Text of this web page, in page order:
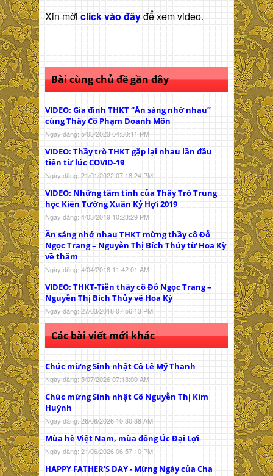
Xin mời click vào đâyđể xem video.
Bài cùng chủ đề gần đây
VIDEO: Gia đình THKT “Ăn sáng nhớ nhau”
cùng Thầy Cô Phạm Doanh Môn
Ngày đăng: 5/03/2023 04:30:11 PM
VIDEO: Thầy trò THKT gặp lại nhau lần đầu
tiên từ lúc COVID-19
Ngày đăng: 21/01/2022 07:18:24 PM
VIDEO: Những tâm tình của Thầy Trò Trung
học Kiến Tường Xuân Kỷ Hợi 2019
Ngày đăng: 4/03/2019 10:23:29 PM
Ăn sáng nhớ nhau THKT mừng thầy cô Đỗ
Ngọc Trang – Nguyễn Thị Bích Thủy từ Hoa Kỳ
về thăm
Ngày đăng: 4/04/2018 11:42:01 AM
VIDEO: THKT-Tiễn thầy cô Đỗ Ngọc Trang –
Nguyễn Thị Bích Thủy về Hoa Kỳ
Ngày đăng: 27/03/2018 07:56:13 PM
Các bài viết mới khác
Chúc mừng Sinh nhật Cô Lê Mỹ Thanh
Ngày đăng: 5/07/2026 07:13:00 AM
Chúc mừng Sinh nhật Cô Nguyễn Thị Kim
Huỳnh
Ngày đăng: 26/06/2026 10:30:38 AM
Mùa hè Việt Nam, mùa đông Úc Đại Lợi
Ngày đăng: 21/06/2026 06:57:10 PM
HAPPY FATHER'S DAY - Mừng Ngày của Cha